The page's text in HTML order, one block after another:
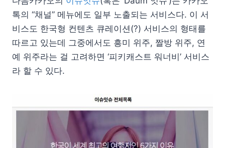
톡의 “채널” 메뉴에도 일부 노출되는 서비스다. 이 서
비스도 한국형 컨텐츠 큐레이션(?) 서비스의 형태를
따르고 있는데 그중에서도 흥미 위주, 짤방 위주, 연
예 위주라는 걸 고려하면 ‘피키캐스트 워너비’ 서비스
라 할 수 있다.